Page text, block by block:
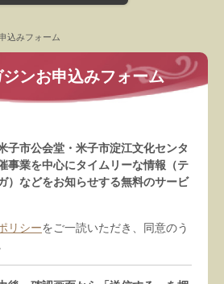
込みフォーム
ンお申込みフォーム
子市公会堂・米子市淀江文化センタ
事業を中心にタイムリーな情報（テ
）などをお知らせする無料のサービ
リシーをご一読いただき、同意のう